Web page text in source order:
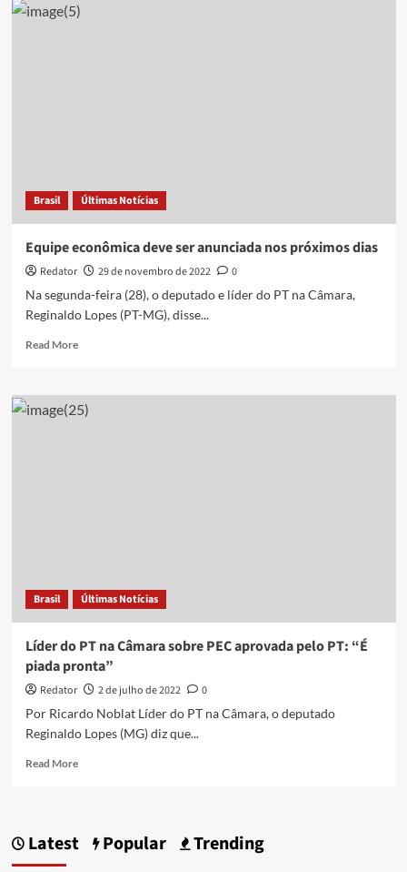
do
do
Brasil Últimas Notícias
Equipe econômica deve ser anunciada nos próximos dias
Redator 29 de novembro de 2022
0
Na segunda-feira (28), o deputado e líder do PT na Câmara,
Reginaldo Lopes (PT-MG), disse...
Read MoreRead
Equipe
econômica
Brasil Últimas Notícias
Líder do PT na Câmara sobre PEC aprovada pelo PT: “É
piada pronta”
Redator 2 de julho de 2022
0
Por Ricardo Noblat Líder do PT na Câmara, o deputado
Reginaldo Lopes (MG) diz que...
Read MoreRead
PT
Latest Popular Trending